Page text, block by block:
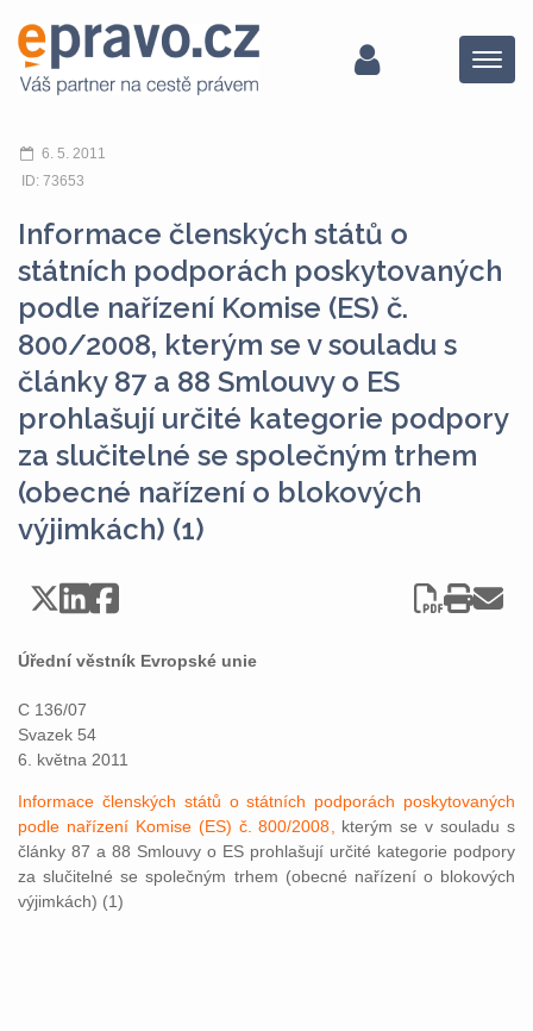
Menu
6. 5. 2011
ID: 73653
Informace členských států o
státních podporách poskytovaných
podle nařízení Komise (ES) č.
800/2008, kterým se v souladu s
články 87 a 88 Smlouvy o ES
prohlašují určité kategorie podpory
za slučitelné se společným trhem
(obecné nařízení o blokových
výjimkách) (1)
Úřední věstník Evropské unie
C 136/07
Svazek 54
6. května 2011
Informace členských států o státních podporách poskytovaných
podle nařízení Komise (ES) č. 800/2008,
kterým se v souladu s
články 87 a 88 Smlouvy o ES prohlašují určité kategorie podpory
za slučitelné se společným trhem (obecné nařízení o blokových
výjimkách) (1)